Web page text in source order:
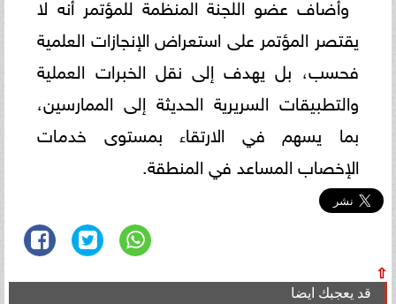
يقتصر المؤتمر على استعراض الإنجازات العلمية
فحسب، بل يهدف إلى نقل الخبرات العملية
والتطبيقات السريرية الحديثة إلى الممارسين،
بما يسهم في الارتقاء بمستوى خدمات
الإخصاب المساعد في المنطقة.
⇧
قد يعجبك ايضا